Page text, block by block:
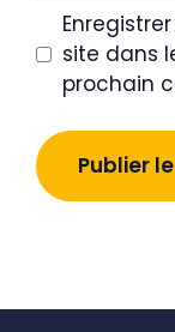
site dans
prochain